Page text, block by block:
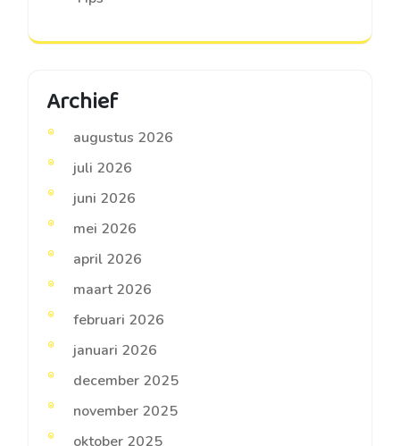
Archief
augustus 2026
juli 2026
juni 2026
mei 2026
april 2026
maart 2026
februari 2026
januari 2026
december 2025
november 2025
oktober 2025